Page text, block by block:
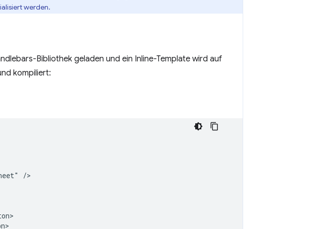
werden.
Bibliothek geladen und ein Inline-Template wird auf
kompiliert:
/>